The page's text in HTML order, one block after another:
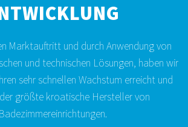
Marktauftritt und durch Anwendung von
und technischen Lösungen, haben wir
sehr schnellen Wachstum erreicht und
größte kroatische Hersteller von
Badezimmereinrichtungen.